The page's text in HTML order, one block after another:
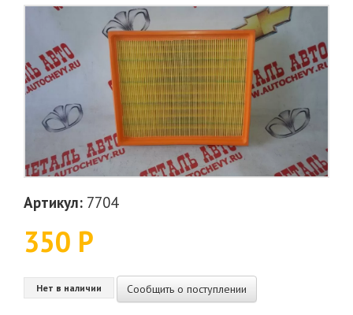
Артикул: 7704
350 Р
Нет в наличии Сообщить о поступлении